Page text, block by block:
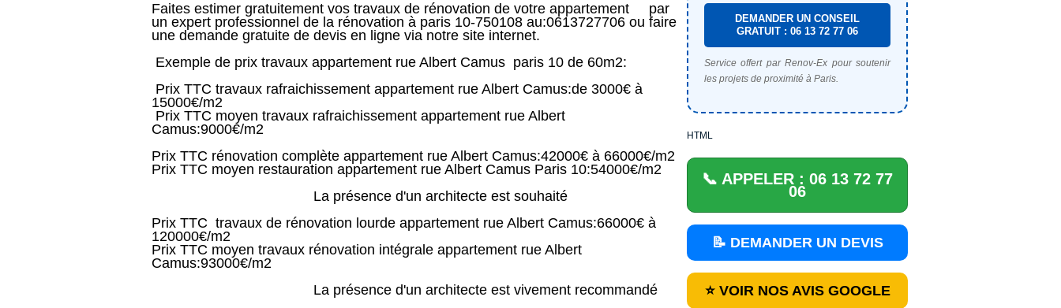
Faites estimer gratuitement vos travaux de rénovation de votre appartement par
un expert professionnel de la rénovation à paris 10-750108 au:0613727706 ou faire
une demande gratuite de devis en ligne via notre site internet.
Exemple de prix travaux appartement rue Albert Camus paris 10 de 60m2:
Prix TTC travaux rafraichissement appartement rue Albert Camus:de 3000€ à
15000€/m2
Prix TTC moyen travaux rafraichissement appartement rue Albert
Camus:9000€/m2
Prix TTC rénovation complète appartement rue Albert Camus:42000€ à 66000€/m2
Prix TTC moyen restauration appartement rue Albert Camus Paris 10:54000€/m2
La présence d'un architecte est souhaité
Prix TTC travaux de rénovation lourde appartement rue Albert Camus:66000€ à
120000€/m2
Prix TTC moyen travaux rénovation intégrale appartement rue Albert
Camus:93000€/m2
La présence d'un architecte est vivement recommandé
DEMANDER UN CONSEIL
GRATUIT : 06 13 72 77 06
Service offert par Renov-Ex pour soutenir
les projets de proximité à Paris.
HTML
📞 APPELER : 06 13 72 77
06
📝 DEMANDER UN DEVIS
⭐ VOIR NOS AVIS GOOGLE